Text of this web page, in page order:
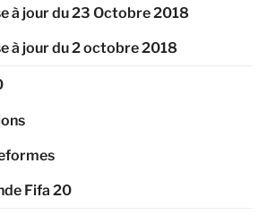
à jour du 23 Octobre 2018
à jour du 2 octobre 2018
Fifa 20